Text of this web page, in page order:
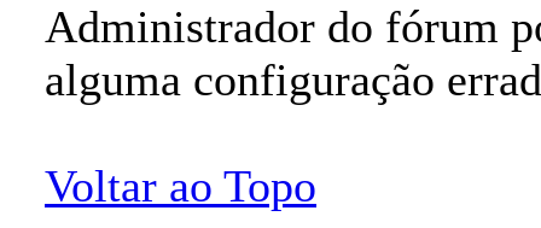
Administrador do fórum
alguma configuração
Voltar ao Topo